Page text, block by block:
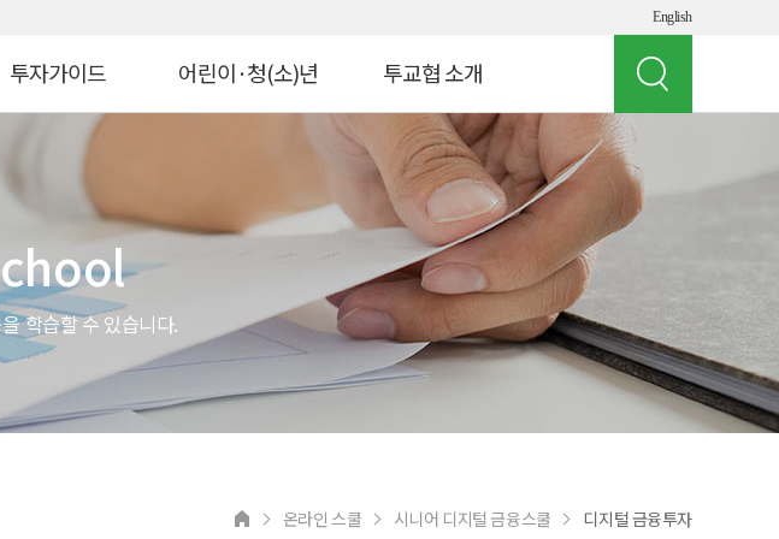
English
투자가이드
증권투자
펀드투자
연금관리
세제&절세
투자 Tip
어린이·청(소)년
파이낸셜 빌리지
꿈꾸는 여의도 경제버스
금융투자 뮤지컬 '아임유'
어린이&청소년
투교협 소개
인사말
투교협 소개
주요 사업
오시는 길
공지사항
학습할 수 있습니다.
온라인 스쿨 시니어 디지털 금융스쿨 디지털 금융투자